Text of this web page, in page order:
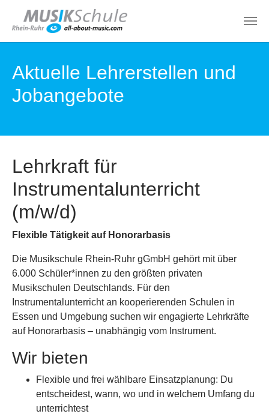
Aktuelle Lehrerstellen und
Jobangebote
Lehrkraft für
Instrumentalunterricht
(m/w/d)
Flexible Tätigkeit auf Honorarbasis
Die Musikschule Rhein-Ruhr gGmbH gehört mit über
6.000 Schüler*innen zu den größten privaten
Musikschulen Deutschlands. Für den
Instrumentalunterricht an kooperierenden Schulen in
Essen und Umgebung suchen wir engagierte Lehrkräfte
auf Honorarbasis – unabhängig vom Instrument.
Wir bieten
Flexible und frei wählbare Einsatzplanung: Du
entscheidest, wann, wo und in welchem Umfang du
unterrichtest